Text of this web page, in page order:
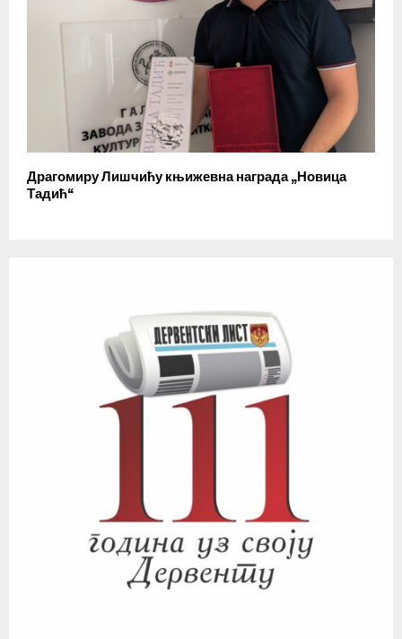
Драгомиру Лишчићу књижевна награда „Новица
Тадић“